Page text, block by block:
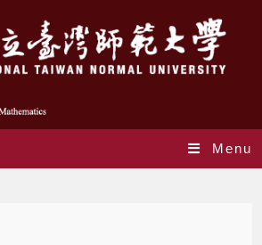
Menu